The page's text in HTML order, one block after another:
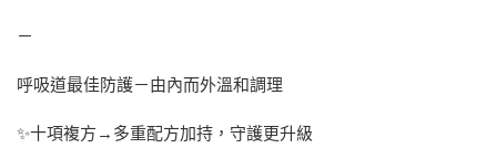
－
呼吸道最佳防護－由內而外溫和調理
✨十項複方→多重配方加持，守護更升級